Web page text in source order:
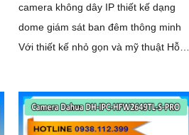
camera không dây IP thiết kế dạng
dome giám sát ban đêm thông minh
Với thiết kế nhỏ gọn và mỹ thuật Hỗ
camera thích hợp cho nhiều loại công
trình